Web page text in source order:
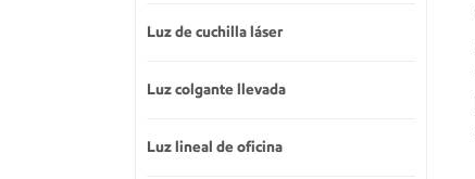
Luz de cuchilla láser
Luz colgante llevada
Luz lineal de oficina